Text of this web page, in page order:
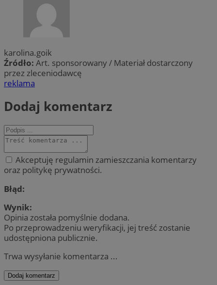
karolina.goik
Źródło: Art. sponsorowany / Materiał dostarczony
przez zleceniodawcę
reklama
Dodaj komentarz
Akceptuję regulamin zamieszczania komentarzy
oraz politykę prywatności.
Błąd:
Wynik:
Opinia została pomyślnie dodana.
Po przeprowadzeniu weryfikacji, jej treść zostanie
udostępniona publicznie.
Trwa wysyłanie komentarza ...
Dodaj komentarz